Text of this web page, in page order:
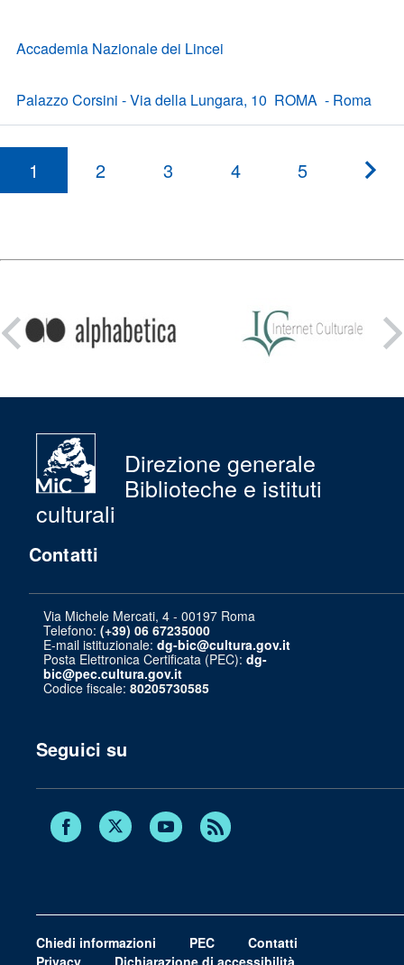
Accademia Nazionale dei Lincei
Palazzo Corsini - Via della Lungara, 10 ROMA - Roma
1 2 3 4 5
su:
Direzione generale
Biblioteche e istituti
culturali
Contatti
Via Michele Mercati, 4 - 00197 Roma
Telefono: (+39) 06 67235000
E-mail istituzionale: dg-bic@cultura.gov.it
Posta Elettronica Certificata (PEC): dg-
bic@pec.cultura.gov.it
Codice fiscale: 80205730585
Seguici su
Facebook Twitter Youtube
Chiedi informazioni PEC
Contatti